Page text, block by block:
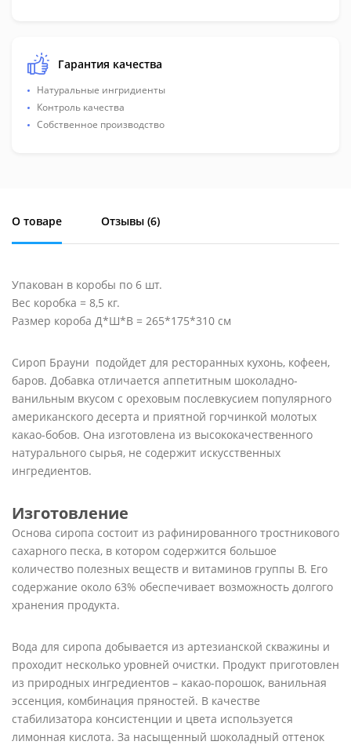
Гарантия качества
Натуральные ингридиенты
Контроль качества
Собственное производство
О товаре Отзывы (6)
Упакован в коробы по 6 шт.
Вес коробка = 8,5 кг.
Размер короба Д*Ш*В = 265*175*310 см
Сироп Брауни подойдет для ресторанных кухонь, кофеен,
баров. Добавка отличается аппетитным шоколадно-
ванильным вкусом с ореховым послевкусием популярного
американского десерта и приятной горчинкой молотых
какао-бобов. Она изготовлена из высококачественного
натурального сырья, не содержит искусственных
ингредиентов.
Изготовление
Основа сиропа состоит из рафинированного тростникового
сахарного песка, в котором содержится большое
количество полезных веществ и витаминов группы B. Его
содержание около 63% обеспечивает возможность долгого
хранения продукта.
Вода для сиропа добывается из артезианской скважины и
проходит несколько уровней очистки. Продукт приготовлен
из природных ингредиентов – какао-порошок, ванильная
эссенция, комбинация пряностей. В качестве
стабилизатора консистенции и цвета используется
лимонная кислота. За насыщенный шоколадный оттенок